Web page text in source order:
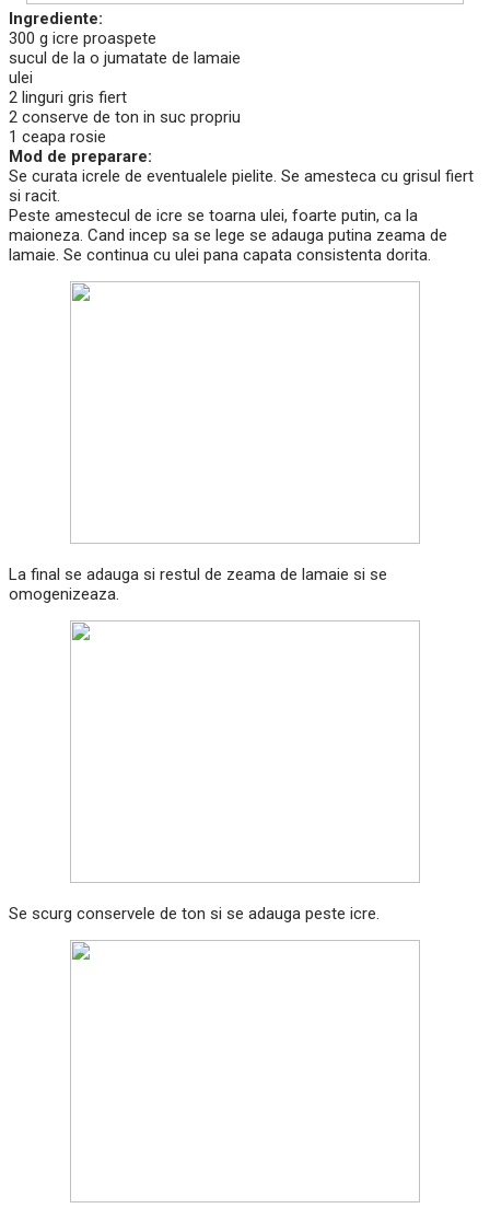
Ingrediente:
300 g icre proaspete
sucul de la o jumatate de lamaie
ulei
2 linguri gris fiert
2 conserve de ton in suc propriu
1 ceapa rosie
Mod de preparare:
Se curata icrele de eventualele pielite. Se amesteca cu grisul fiert
si racit.
Peste amestecul de icre se toarna ulei, foarte putin, ca la
maioneza. Cand incep sa se lege se adauga putina zeama de
lamaie. Se continua cu ulei pana capata consistenta dorita.
La final se adauga si restul de zeama de lamaie si se
omogenizeaza.
Se scurg conservele de ton si se adauga peste icre.